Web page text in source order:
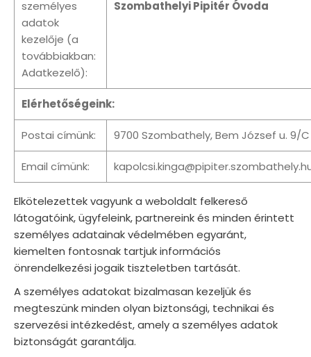
személyes
adatok
kezelője (a
továbbiakban:
Adatkezelő):
Szombathelyi Pipitér Óvoda
Elérhetőségeink:
Postai címünk: 9700 Szombathely, Bem József u. 9/C
Email címünk:
Elkötelezettek vagyunk a weboldalt felkereső
látogatóink, ügyfeleink, partnereink és minden érintett
személyes adatainak védelmében egyaránt,
kiemelten fontosnak tartjuk információs
önrendelkezési jogaik tiszteletben tartását.
A személyes adatokat bizalmasan kezeljük és
megteszünk minden olyan biztonsági, technikai és
szervezési intézkedést, amely a személyes adatok
biztonságát garantálja.